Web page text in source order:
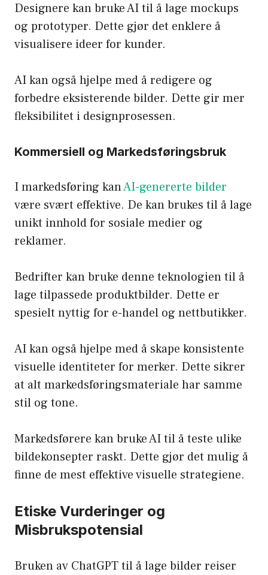
Designere kan bruke AI til å lage mockups
og prototyper. Dette gjør det enklere å
visualisere ideer for kunder.
AI kan også hjelpe med å redigere og
forbedre eksisterende bilder. Dette gir mer
fleksibilitet i designprosessen.
Kommersiell og Markedsføringsbruk
I markedsføring kanAI-genererte bilder
være svært effektive. De kan brukes til å lage
unikt innhold for sosiale medier og
reklamer.
Bedrifter kan bruke denne teknologien til å
lage tilpassede produktbilder. Dette er
spesielt nyttig for e-handel og nettbutikker.
AI kan også hjelpe med å skape konsistente
visuelle identiteter for merker. Dette sikrer
at alt markedsføringsmateriale har samme
stil og tone.
Markedsførere kan bruke AI til å teste ulike
bildekonsepter raskt. Dette gjør det mulig å
finne de mest effektive visuelle strategiene.
Etiske Vurderinger og
Misbrukspotensial
Bruken av ChatGPT til å lage bilder reiser